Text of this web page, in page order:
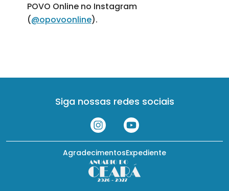
POVO Online no Instagram
(@opovoonline).
Siga nossas redes sociais
Expediente
Agradecimentos